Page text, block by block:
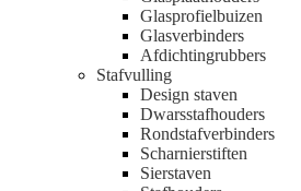
Glasprofielbuizen
Glasverbinders
Afdichtingrubbers
Stafvulling
Design staven
Dwarsstafhouders
Rondstafverbinders
Scharnierstiften
Sierstaven